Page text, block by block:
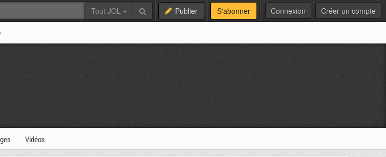
Tout JOL Publier S'abonner Connexion Créer un compte
Vidéos